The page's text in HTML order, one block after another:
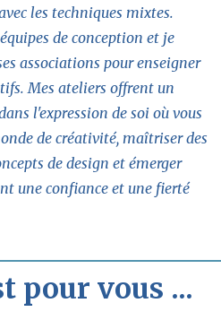
les techniques mixtes.
de conception et je
associations pour enseigner
Mes ateliers offrent un
l'expression de soi où vous
de créativité, maîtriser des
de design et émerger
une confiance et une fierté
pour vous ...